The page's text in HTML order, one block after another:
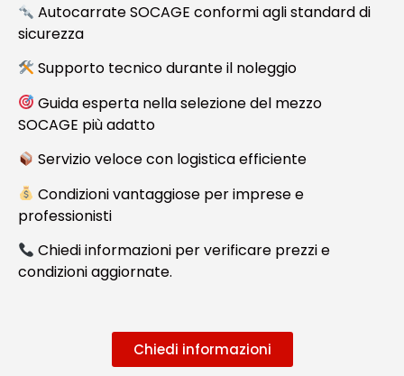
Autocarrate SOCAGE conformi agli standard di
sicurezza
Supporto tecnico durante il noleggio
Guida esperta nella selezione del mezzo
SOCAGE più adatto
Servizio veloce con logistica efficiente
Condizioni vantaggiose per imprese e
professionisti
Chiedi informazioni per verificare prezzi e
condizioni aggiornate.
Chiedi informazioni